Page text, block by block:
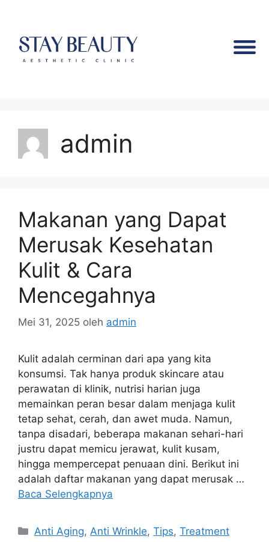
admin
Makanan yang Dapat
Merusak Kesehatan
Kulit & Cara
Mencegahnya
Mei 31, 2025 oleh admin
Kulit adalah cerminan dari apa yang kita
konsumsi. Tak hanya produk skincare atau
perawatan di klinik, nutrisi harian juga
memainkan peran besar dalam menjaga kulit
tetap sehat, cerah, dan awet muda. Namun,
tanpa disadari, beberapa makanan sehari-hari
justru dapat memicu jerawat, kulit kusam,
hingga mempercepat penuaan dini. Berikut ini
adalah daftar makanan yang dapat merusak …
Baca Selengkapnya
Anti Aging, Anti Wrinkle,Tips,Treatment